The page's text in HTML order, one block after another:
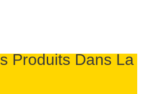
Produits Dans La